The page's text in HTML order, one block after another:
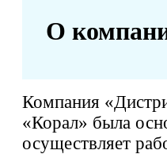
О
Компания
«Корал» была
осуществляет